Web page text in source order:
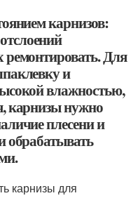
карнизов:
ремонтировать. Для
и
влажностью,
карнизы нужно
плесени и
обрабатывать
карнизы для